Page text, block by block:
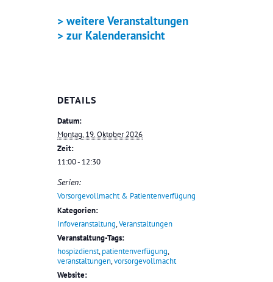
> weitere Veranstaltungen
> zur Kalenderansicht
DETAILS
Datum:
Montag, 19. Oktober 2026
Zeit:
11:00 - 12:30
Serien:
Vorsorgevollmacht & Patientenverfügung
Kategorien:
Infoveranstaltung,Veranstaltungen
Veranstaltung-Tags:
hospizdienst,patientenverfügung,
veranstaltungen,vorsorgevollmacht
Website: